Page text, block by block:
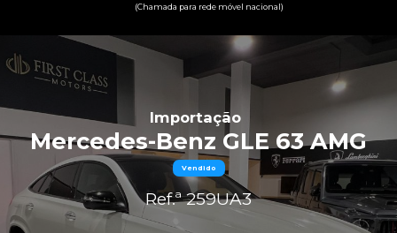
(Chamada para rede móvel nacional)
Importação
Mercedes-Benz GLE 63 AMG
Vendido
Ref.ª 259UA3